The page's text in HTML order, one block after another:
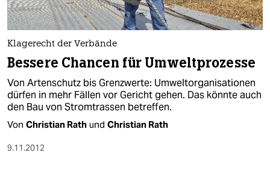
Klagerecht der Verbände
Bessere Chancen für Umweltprozesse
Von Artenschutz bis Grenzwerte: Umweltorganisationen
dürfen in mehr Fällen vor Gericht gehen. Das könnte auch
den Bau von Stromtrassen betreffen.
Von Christian Rath und Christian Rath
9.11.2012